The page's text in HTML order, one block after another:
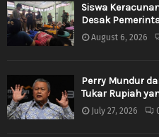
Siswa
Desak
August 6, 2026
Perry Mundur
Tukar Rupiah
July 27, 2026